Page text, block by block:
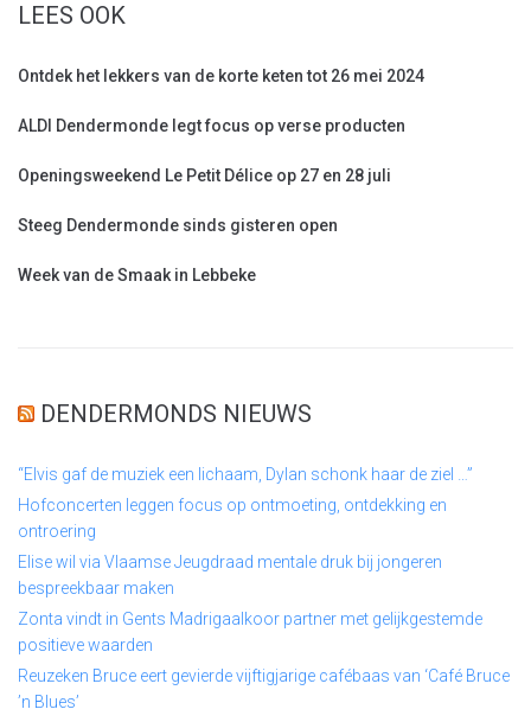
LEES OOK
Ontdek het lekkers van de korte keten tot 26 mei 2024
ALDI Dendermonde legt focus op verse producten
Openingsweekend Le Petit Délice op 27 en 28 juli
Steeg Dendermonde sinds gisteren open
Week van de Smaak in Lebbeke
DENDERMONDS NIEUWS
“Elvis gaf de muziek een lichaam, Dylan schonk haar de ziel …”
Hofconcerten leggen focus op ontmoeting, ontdekking en
ontroering
Elise wil via Vlaamse Jeugdraad mentale druk bij jongeren
bespreekbaar maken
Zonta vindt in Gents Madrigaalkoor partner met gelijkgestemde
positieve waarden
Reuzeken Bruce eert gevierde vijftigjarige cafébaas van ‘Café Bruce
’n Blues’